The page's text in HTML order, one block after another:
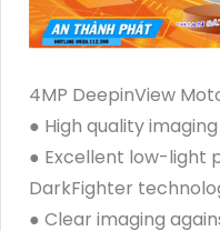
4MP DeepinView
● High quality
● Excellent low-light
DarkFighter
● Clear imaging